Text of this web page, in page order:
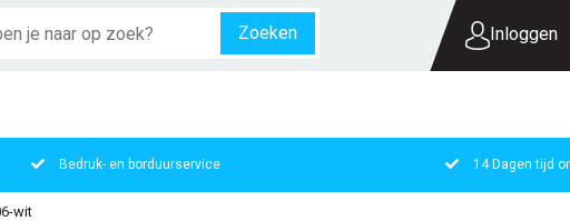
Zoeken Inloggen
UW
Bedruk- en borduurservice 14 Dagen tijd
wit